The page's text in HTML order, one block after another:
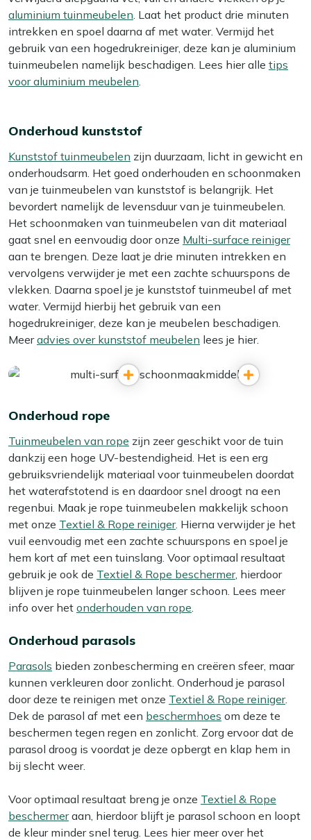
aluminium tuinmeubelen. Laat het product drie minuten
intrekken en spoel daarna af met water. Vermijd het
gebruik van een hogedrukreiniger, deze kan je aluminium
tuinmeubelen namelijk beschadigen. Lees hier alle tips
voor aluminium meubelen.
Onderhoud kunststof
Kunststof tuinmeubelen zijn duurzaam, licht in gewicht en
onderhoudsarm. Het goed onderhouden en schoonmaken
van je tuinmeubelen van kunststof is belangrijk. Het
bevordert namelijk de levensduur van je tuinmeubelen.
Het schoonmaken van tuinmeubelen van dit materiaal
gaat snel en eenvoudig door onze Multi-surface reiniger
aan te brengen. Deze laat je drie minuten intrekken en
vervolgens verwijder je met een zachte schuurspons de
vlekken. Daarna spoel je je kunststof tuinmeubel af met
water. Vermijd hierbij het gebruik van een
hogedrukreiniger, deze kan je meubelen beschadigen.
Meeradvies over kunststof meubelen lees je hier.
Onderhoud rope
Tuinmeubelen van rope zijn zeer geschikt voor de tuin
dankzij een hoge UV-bestendigheid. Het is een erg
gebruiksvriendelijk materiaal voor tuinmeubelen doordat
het waterafstotend is en daardoor snel droogt na een
regenbui. Maak je rope tuinmeubelen makkelijk schoon
met onze Textiel & Rope reiniger. Hierna verwijder je het
vuil eenvoudig met een zachte schuurspons en spoel je
hem kort af met een tuinslang. Voor optimaal resultaat
gebruik je ook de Textiel & Rope beschermer, hierdoor
blijven je rope tuinmeubelen langer schoon. Lees meer
info over het onderhouden van rope.
Onderhoud parasols
Parasols bieden zonbescherming en creëren sfeer, maar
kunnen verkleuren door zonlicht. Onderhoud je parasol
door deze te reinigen met onze Textiel & Rope reiniger.
Dek de parasol af met een beschermhoes om deze te
beschermen tegen regen en zonlicht. Zorg ervoor dat de
parasol droog is voordat je deze opbergt en klap hem in
bij slecht weer.
Voor optimaal resultaat breng je onze Textiel & Rope
beschermeraan, hierdoor blijft je parasol schoon en loopt
de kleur minder snel terug. Lees hier meer over het